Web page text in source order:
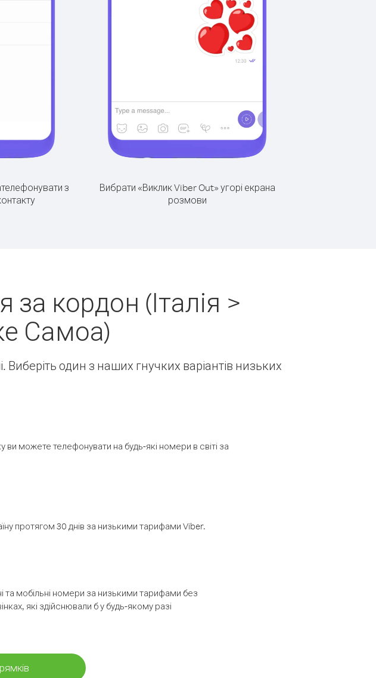
з
Вибрати «Виклик Viber Out» угорі екрана
розмови
кордон (Італія >
Самоа)
один з наших гнучких варіантів низьких
можете телефонувати на будь-які номери в світі за
протягом 30 днів за низькими тарифами Viber.
та мобільні номери за низькими тарифами без
які здійснювали б у будь-якому разі